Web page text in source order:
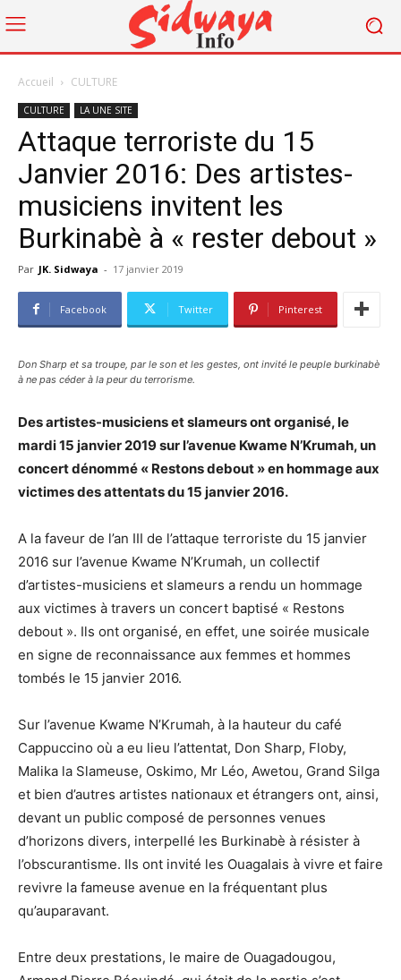
Accueil CULTURE
CULTURE LA UNE SITE
Attaque terroriste du 15
Janvier 2016: Des artistes-
musiciens invitent les
Burkinabè à « rester debout »
Par JK. Sidwaya - 17 janvier 2019
Facebook Twitter Pinterest
Don Sharp et sa troupe, par le son et les gestes, ont invité le peuple burkinabè
à ne pas céder à la peur du terrorisme.
Des artistes-musiciens et slameurs ont organisé, le
mardi 15 janvier 2019 sur l’avenue Kwame N’Krumah, un
concert dénommé « Restons debout » en hommage aux
victimes des attentats du 15 janvier 2016.
A la faveur de l’an III de l’attaque terroriste du 15 janvier
2016 sur l’avenue Kwame N’Krumah, un collectif
d’artistes-musiciens et slameurs a rendu un hommage
aux victimes à travers un concert baptisé « Restons
debout ». Ils ont organisé, en effet, une soirée musicale
en signe de reconnaissance aux femmes et hommes
tombés le 15 janvier 2016.
Sur l’avenue Kwame N’Krumah, à la hauteur du café
Cappuccino où a eu lieu l’attentat, Don Sharp, Floby,
Malika la Slameuse, Oskimo, Mr Léo, Awetou, Grand Silga
et bien d’autres artistes nationaux et étrangers ont, ainsi,
devant un public composé de personnes venues
d’horizons divers, interpellé les Burkinabè à résister à
l’obscurantisme. Ils ont invité les Ouagalais à vivre et faire
revivre la fameuse avenue en la fréquentant plus
qu’auparavant.
Entre deux prestations, le maire de Ouagadougou,